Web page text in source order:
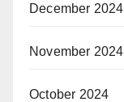
December 2024
November 2024
October 2024